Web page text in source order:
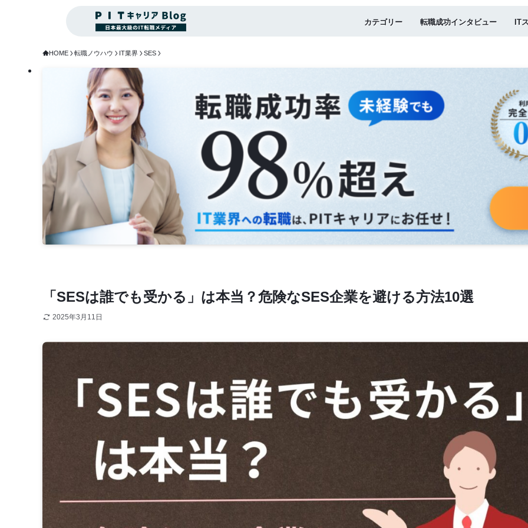
カテゴリー 転職成功インタビュー IT
HOME 転職ノウハウ IT業界 SES
「SESは誰でも受かる」は本当？危険なSES企業を避ける方法10選
2025年3月11日